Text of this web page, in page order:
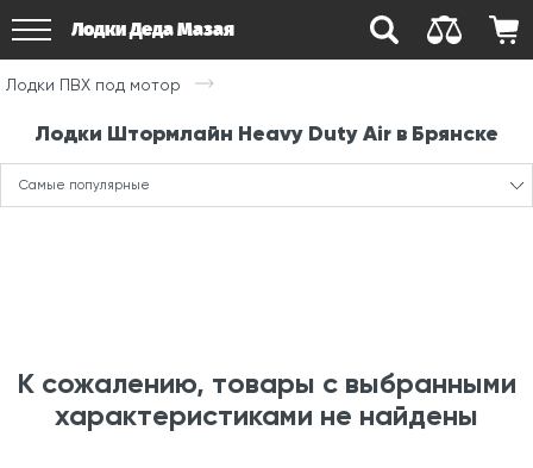
Лодки Деда Мазая
Лодки ПВХ под мотор
Лодки Штормлайн Heavy Duty Air в Брянске
Самые популярные
К сожалению, товары с выбранными
характеристиками не найдены